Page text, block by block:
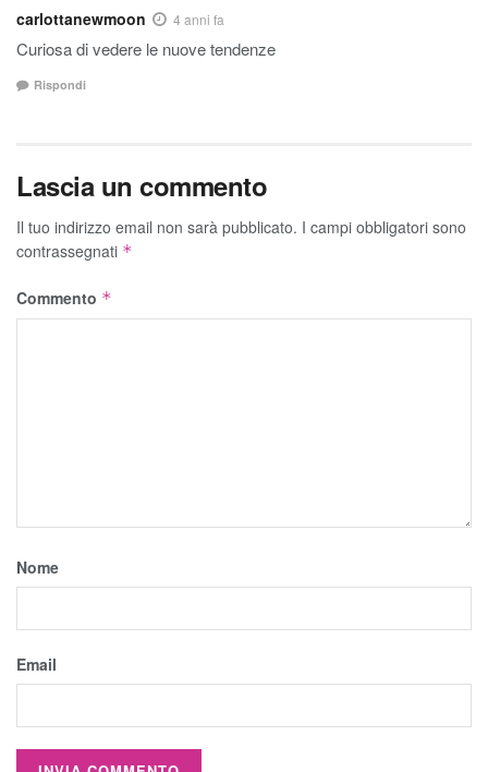
carlottanewmoon 4 anni fa
Curiosa di vedere le nuove tendenze
Rispondi
Lascia un commento
Il tuo indirizzo email non sarà pubblicato. I campi obbligatori sono
contrassegnati *
Commento *
Nome
Email